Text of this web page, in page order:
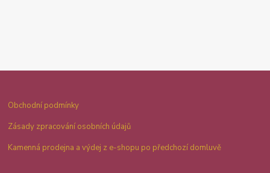
Obchodní podmínky
Zásady zpracování osobních údajů
Kamenná prodejna a výdej z e-shopu po předchozí domluvě